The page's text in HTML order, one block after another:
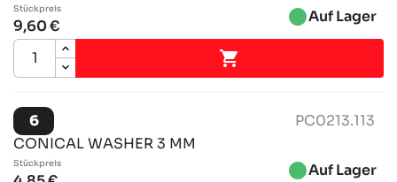
Stückpreis
9,60 € brightness_1Auf Lager

6
PC0213.113
CONICAL WASHER 3 MM
Stückpreis brightness_1Auf Lager